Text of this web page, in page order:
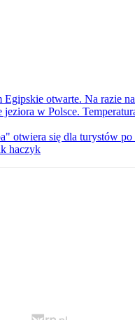
otwarte. Na razie
jeziora w Polsce.
otwiera się dla turystów po
haczyk